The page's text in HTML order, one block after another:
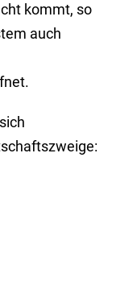
kommt, so
auch